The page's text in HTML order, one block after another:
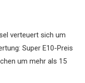
verteuert sich um
Super E10-Preis
um mehr als 15